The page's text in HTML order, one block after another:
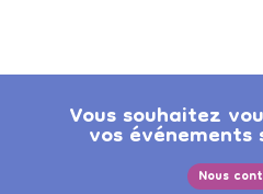
Vous souhaitez
vos
Nous